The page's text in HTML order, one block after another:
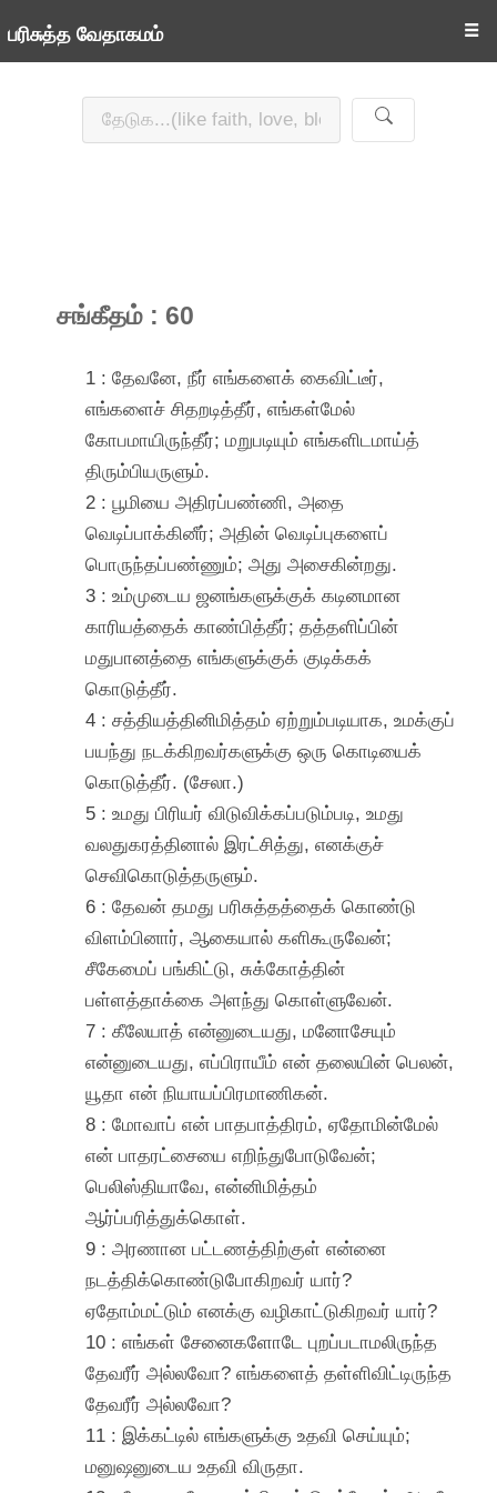
பரிசுத்த வேதாகமம் ☰
சங்கீதம் : 60
1 : தேவனே, நீர் எங்களைக் கைவிட்டீர்,
எங்களைச் சிதறடித்தீர், எங்கள்மேல்
கோபமாயிருந்தீர்; மறுபடியும் எங்களிடமாய்த்
திரும்பியருளும்.
2 : பூமியை அதிரப்பண்ணி, அதை
வெடிப்பாக்கினீர்; அதின் வெடிப்புகளைப்
பொருந்தப்பண்ணும்; அது அசைகின்றது.
3 : உம்முடைய ஜனங்களுக்குக் கடினமான
காரியத்தைக் காண்பித்தீர்; தத்தளிப்பின்
மதுபானத்தை எங்களுக்குக் குடிக்கக்
கொடுத்தீர்.
4 : சத்தியத்தினிமித்தம் ஏற்றும்படியாக, உமக்குப்
பயந்து நடக்கிறவர்களுக்கு ஒரு கொடியைக்
கொடுத்தீர். (சேலா.)
5 : உமது பிரியர் விடுவிக்கப்படும்படி, உமது
வலதுகரத்தினால் இரட்சித்து, எனக்குச்
செவிகொடுத்தருளும்.
6 : தேவன் தமது பரிசுத்தத்தைக் கொண்டு
விளம்பினார், ஆகையால் களிகூருவேன்;
சீகேமைப் பங்கிட்டு, சுக்கோத்தின்
பள்ளத்தாக்கை அளந்து கொள்ளுவேன்.
7 : கீலேயாத் என்னுடையது, மனோசேயும்
என்னுடையது, எப்பிராயீம் என் தலையின் பெலன்,
யூதா என் நியாயப்பிரமாணிகன்.
8 : மோவாப் என் பாதபாத்திரம், ஏதோமின்மேல்
என் பாதரட்சையை எறிந்துபோடுவேன்;
பெலிஸ்தியாவே, என்னிமித்தம்
ஆர்ப்பரித்துக்கொள்.
9 : அரணான பட்டணத்திற்குள் என்னை
நடத்திக்கொண்டுபோகிறவர் யார்?
ஏதோம்மட்டும் எனக்கு வழிகாட்டுகிறவர் யார்?
10 : எங்கள் சேனைகளோடே புறப்படாமலிருந்த
தேவரீர் அல்லவோ? எங்களைத் தள்ளிவிட்டிருந்த
தேவரீர் அல்லவோ?
11 : இக்கட்டில் எங்களுக்கு உதவி செய்யும்;
மனுஷனுடைய உதவி விருதா.